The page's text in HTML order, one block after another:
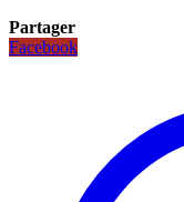
Partager
Facebook